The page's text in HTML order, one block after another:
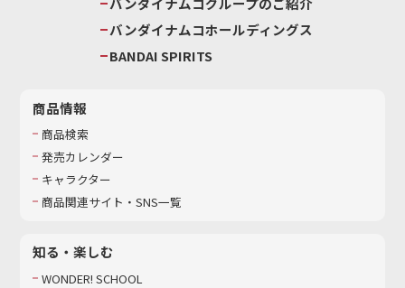
バンダイナムコホールディングス
BANDAI SPIRITS
商品情報
商品検索
発売カレンダー
キャラクター
商品関連サイト・SNS一覧
知る・楽しむ
WONDER! SCHOOL